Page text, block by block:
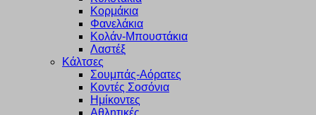
Κορμάκια
Φανελάκια
Κολάν-Μπουστάκια
Λαστέξ
Κάλτσες
Σουμπάς-Αόρατες
Κοντές Σοσόνια
Ημίκοντες
Αθλητικές